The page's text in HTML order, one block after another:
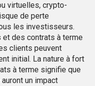
virtuelles, crypto-
de perte
les investisseurs.
et des contrats à terme
clients peuvent
initial. La nature à fort
à terme signifie que
un impact